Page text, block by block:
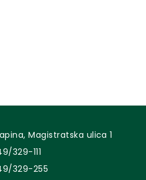
Magistratska ulica 1
329-111
329-255